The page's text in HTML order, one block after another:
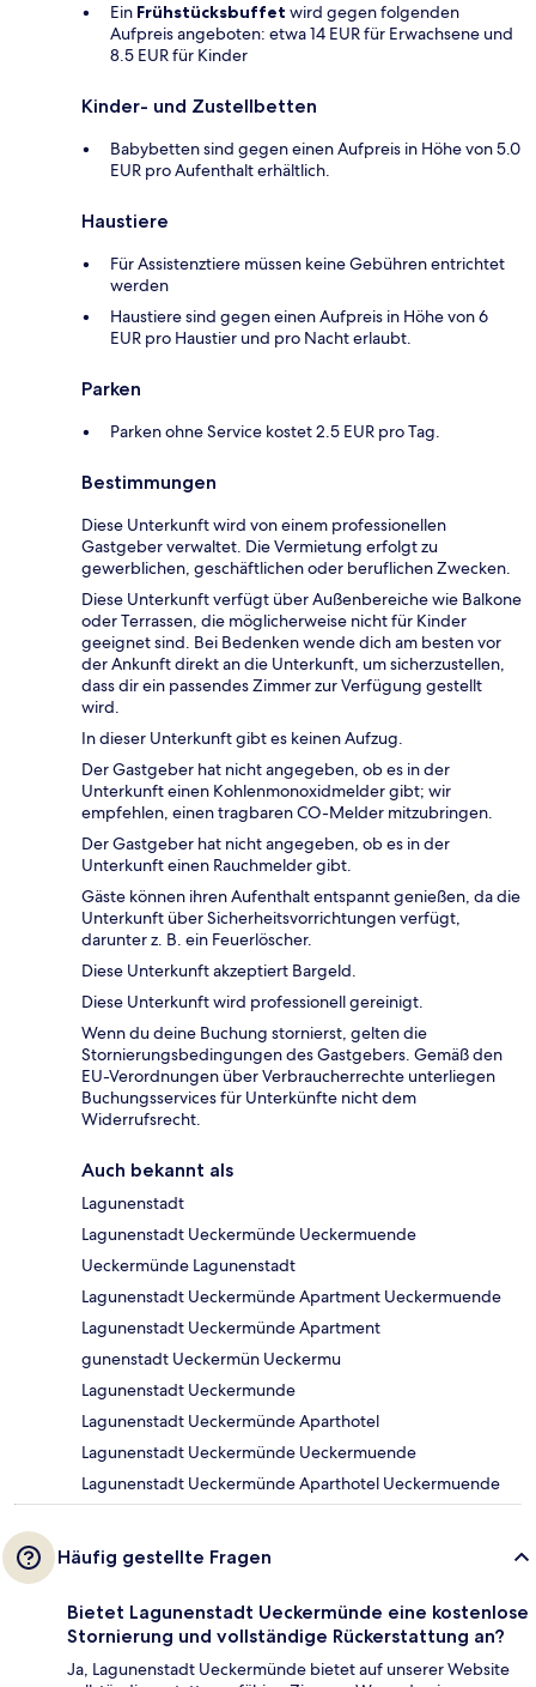
Ein Frühstücksbuffet wird gegen folgenden
Aufpreis angeboten: etwa 14 EUR für Erwachsene und
8.5 EUR für Kinder
Kinder- und Zustellbetten
Babybetten sind gegen einen Aufpreis in Höhe von 5.0
EUR pro Aufenthalt erhältlich.
Haustiere
Für Assistenztiere müssen keine Gebühren entrichtet
werden
Haustiere sind gegen einen Aufpreis in Höhe von 6
EUR pro Haustier und pro Nacht erlaubt.
Parken
Parken ohne Service kostet 2.5 EUR pro Tag.
Bestimmungen
Diese Unterkunft wird von einem professionellen
Gastgeber verwaltet. Die Vermietung erfolgt zu
gewerblichen, geschäftlichen oder beruflichen Zwecken.
Diese Unterkunft verfügt über Außenbereiche wie Balkone
oder Terrassen, die möglicherweise nicht für Kinder
geeignet sind. Bei Bedenken wende dich am besten vor
der Ankunft direkt an die Unterkunft, um sicherzustellen,
dass dir ein passendes Zimmer zur Verfügung gestellt
wird.
In dieser Unterkunft gibt es keinen Aufzug.
Der Gastgeber hat nicht angegeben, ob es in der
Unterkunft einen Kohlenmonoxidmelder gibt; wir
empfehlen, einen tragbaren CO-Melder mitzubringen.
Der Gastgeber hat nicht angegeben, ob es in der
Unterkunft einen Rauchmelder gibt.
Gäste können ihren Aufenthalt entspannt genießen, da die
Unterkunft über Sicherheitsvorrichtungen verfügt,
darunter z. B. ein Feuerlöscher.
Diese Unterkunft akzeptiert Bargeld.
Diese Unterkunft wird professionell gereinigt.
Wenn du deine Buchung stornierst, gelten die
Stornierungsbedingungen des Gastgebers. Gemäß den
EU-Verordnungen über Verbraucherrechte unterliegen
Buchungsservices für Unterkünfte nicht dem
Widerrufsrecht.
Auch bekannt als
Lagunenstadt
Lagunenstadt Ueckermünde Ueckermuende
Ueckermünde Lagunenstadt
Lagunenstadt Ueckermünde Apartment Ueckermuende
Lagunenstadt Ueckermünde Apartment
gunenstadt Ueckermün Ueckermu
Lagunenstadt Ueckermunde
Lagunenstadt Ueckermünde Aparthotel
Lagunenstadt Ueckermünde Ueckermuende
Lagunenstadt Ueckermünde Aparthotel Ueckermuende
Häufig gestellte Fragen
Bietet Lagunenstadt Ueckermünde eine kostenlose
Stornierung und vollständige Rückerstattung an?
Ja, Lagunenstadt Ueckermünde bietet auf unserer Website